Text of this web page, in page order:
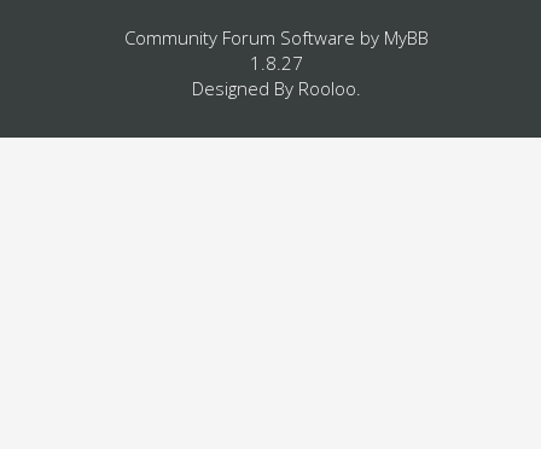
Community Forum Software by MyBB
1.8.27
Designed By Rooloo.